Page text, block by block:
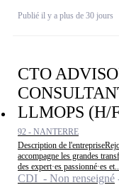
Publié il y a plus de 30 jours
CTO
LLMOPS (H/
92 - NANTERRE
Description de
accompagne les grandes
des expert·es passionné·es
CDI - Non renseigné